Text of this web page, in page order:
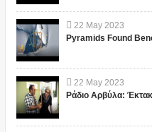
22 May 2023
Pyramids Found
22 May 2023
Ράδιο Αρβύλα: